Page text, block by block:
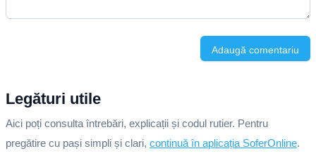
Adaugă comentariu
Legături utile
Aici poți consulta întrebări, explicații și codul rutier. Pentru
pregătire cu pași simpli și clari, continuă în aplicația SoferOnline.